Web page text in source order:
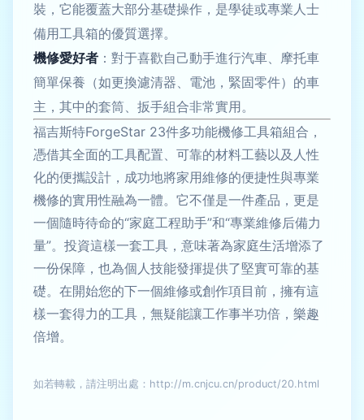
裝，它能覆蓋大部分基礎操作，是學徒或專業人士
備用工具箱的優質選擇。
機修愛好者 ：對于喜歡自己動手進行汽車、摩托車
簡單保養（如更換濾清器、電池，緊固零件）的車
主，其中的套筒、扳手組合非常實用。
福吉斯特ForgeStar 23件多功能機修工具箱組合，
憑借其全面的工具配置、可靠的材料工藝以及人性
化的便攜設計，成功地將家用維修的便捷性與專業
機修的實用性融為一體。它不僅是一件產品，更是
一個隨時待命的“家庭工程助手”和“專業維修后備力
量”。投資這樣一套工具，意味著為家庭生活增添了
一份保障，也為個人技能發揮提供了堅實可靠的基
礎。在開始您的下一個維修或創作項目前，擁有這
樣一套得力的工具，無疑能讓工作事半功倍，樂趣
倍增。
如若轉載，請注明出處：http://m.cnjcu.cn/product/20.html